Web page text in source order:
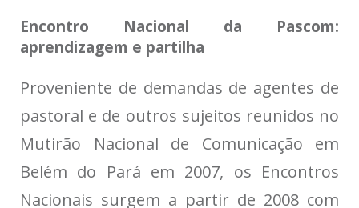
Encontro Nacional da Pascom:
aprendizagem e partilha
Proveniente de demandas de agentes de
pastoral e de outros sujeitos reunidos no
Mutirão Nacional de Comunicação em
Belém do Pará em 2007, os Encontros
Nacionais surgem a partir de 2008 com